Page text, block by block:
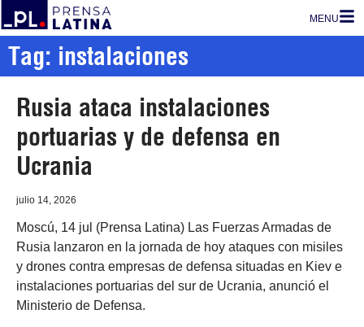
MENU
Tag: instalaciones
Rusia ataca instalaciones
portuarias y de defensa en
Ucrania
julio 14, 2026
Moscú, 14 jul (Prensa Latina) Las Fuerzas Armadas de
Rusia lanzaron en la jornada de hoy ataques con misiles
y drones contra empresas de defensa situadas en Kiev e
instalaciones portuarias del sur de Ucrania, anunció el
Ministerio de Defensa.